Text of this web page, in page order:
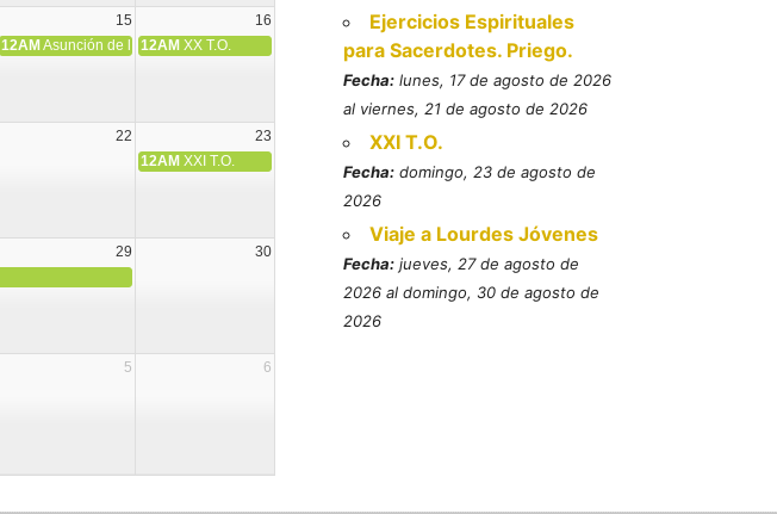
15
16
12AM Asunción de la Virgen María
12AM XX T.O.
22
23
12AM XXI T.O.
29
30
5 6
Ejercicios Espirituales
para Sacerdotes. Priego.
Fecha: lunes, 17 de agosto de 2026
al viernes, 21 de agosto de 2026
XXI T.O.
Fecha: domingo, 23 de agosto de
2026
Viaje a Lourdes Jóvenes
Fecha: jueves, 27 de agosto de
2026 al domingo, 30 de agosto de
2026